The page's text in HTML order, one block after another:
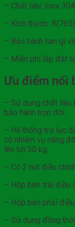
– Chất liệu: Inox
– Kích thước:
– Bảo hành han gỉ
– Miễn phí lắp đặt
Ưu điểm nổi
– Sử dụng chất liệu
bảo hành trọn đời.
– Hệ thống trợ lực
có nhiệm vụ nâng
lên tới 30 kg.
– Có 2 nút điều
– Hộp bên trái điều
– Hộp bên phải
– Sử dụng đồng